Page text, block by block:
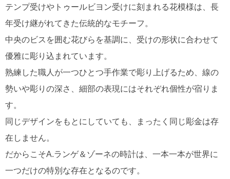
テンプ受けやトゥールビヨン受けに刻まれる花模様は、長
年受け継がれてきた伝統的なモチーフ。
中央のビスを囲む花びらを基調に、受けの形状に合わせて
優雅に彫り込まれています。
熟練した職人が一つひとつ手作業で彫り上げるため、線の
勢いや彫りの深さ、細部の表現にはそれぞれ個性が宿りま
す。
同じデザインをもとにしていても、まったく同じ彫金は存
在しません。
だからこそA.ランゲ＆ゾーネの時計は、一本一本が世界に
一つだけの特別な存在となるのです。